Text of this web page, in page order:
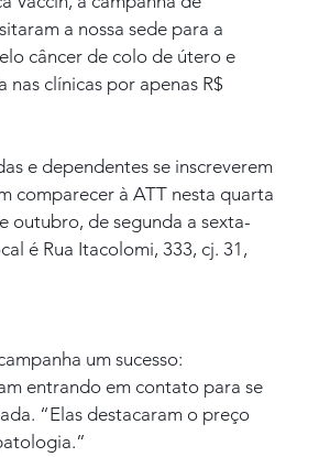
a nossa sede para a
câncer de colo de útero e
clínicas por apenas R$
e dependentes se inscreverem
comparecer à ATT nesta quarta
outubro, de segunda a sexta-
é Rua Itacolomi, 333, cj. 31,
um sucesso:
entrando em contato para se
“Elas destacaram o preço